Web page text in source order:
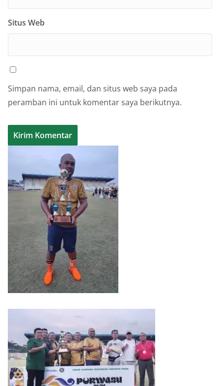
Situs Web
Simpan nama, email, dan situs web saya pada
peramban ini untuk komentar saya berikutnya.